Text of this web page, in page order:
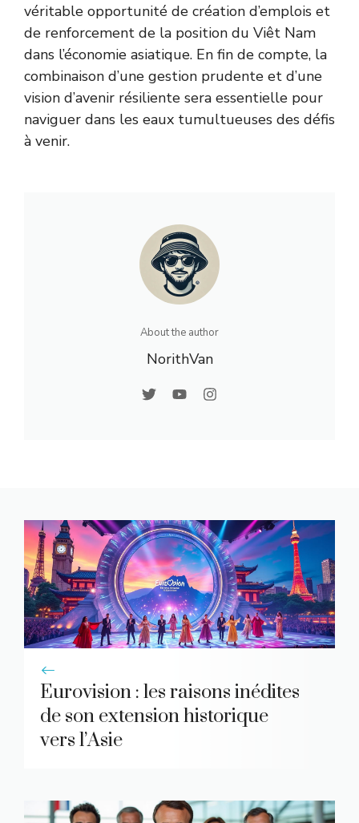
véritable opportunité de création d’emplois et
de renforcement de la position du Viêt Nam
dans l’économie asiatique. En fin de compte, la
combinaison d’une gestion prudente et d’une
vision d’avenir résiliente sera essentielle pour
naviguer dans les eaux tumultueuses des défis
à venir.
About the author
NorithVan
Eurovision : les raisons inédites
de son extension historique
vers l’Asie